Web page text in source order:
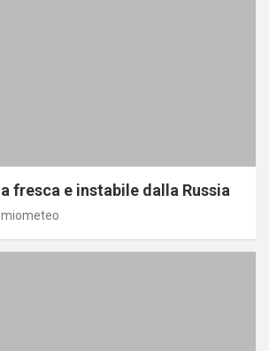
fresca e instabile dalla Russia
miometeo